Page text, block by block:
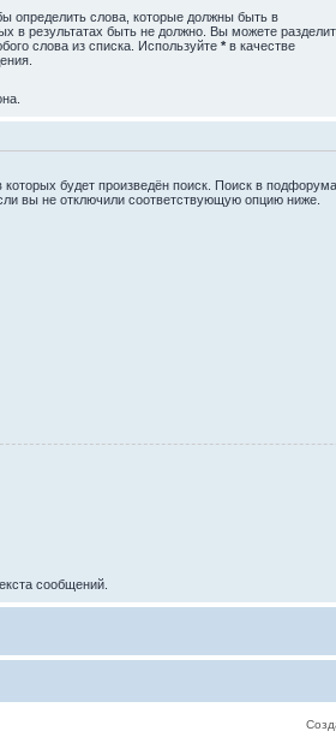
определить слова, которые должны быть в
в результатах быть не должно. Вы можете
слова из списка. Используйте * в качестве
будет произведён поиск. Поиск в
вы не отключили соответствующую опцию ниже.
сообщений.